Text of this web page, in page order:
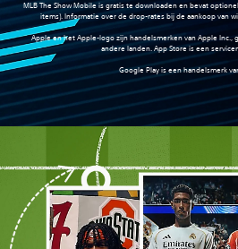
MLB The Show Mobile is gratis te downloaden en bevat
items). Informatie over de drop-rates bij de aankoop van
Apple en het Apple-logo zijn handelsmerken van Apple
andere landen. App Store is een
Google Play is een handelsmerk